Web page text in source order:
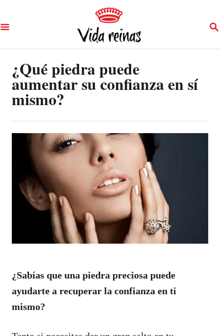
k
i
S
¿Qué piedra puede
aumentar su confianza en sí
mismo?
¿Sabías que una piedra preciosa puede
ayudarte a recuperar la confianza en ti
mismo?